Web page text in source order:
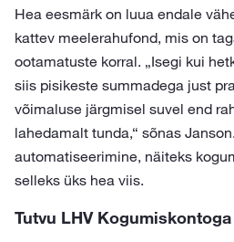
Hea eesmärk on luua endale
kattev meelerahufond, mis on
ootamatuste korral. „Isegi kui
siis pisikeste summadega just
võimaluse järgmisel suvel end
lahedamalt tunda,“ sõnas
automatiseerimine, näiteks
selleks üks hea viis.
Tutvu LHV Kogumiskontoga